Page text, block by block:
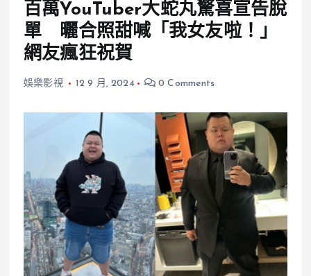
百萬YouTuber大蛇丸驚喜宣告脫
單 曬合照甜喊「我女友啦！」
網友瘋狂祝賀
娛樂影視 12 9 月, 2024 0 Comments